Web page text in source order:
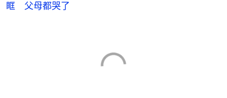
眶 父母都哭了